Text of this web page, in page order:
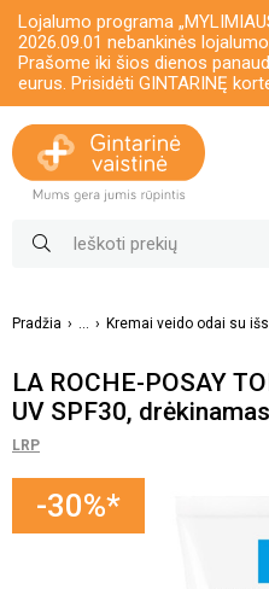
Lojalumo programa
2026.09.01 nebankinės
Prašome iki šios dienos
eurus. Prisidėti GINTARINĘ
Pradžia ... Kremai veido odai su
LA ROCHE-POSAY
UV SPF30,
LRP
-30%*